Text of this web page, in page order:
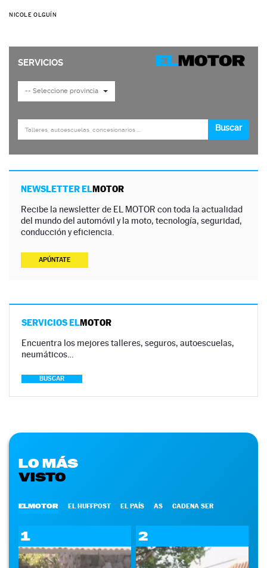
NICOLE OLGUÍN
NEWSLETTER ELMOTOR
Recibe la newsletter de EL MOTOR con toda la actualidad
del mundo del automóvil y la moto, tecnología, seguridad,
conducción y eficiencia.
APÚNTATE
SERVICIOS ELMOTOR
Encuentra los mejores talleres, seguros, autoescuelas,
neumáticos…
BUSCAR
LO MÁS
VISTO
ELMOTOR EL HUFFPOST EL PAÍS AS CADENA SER
1 2